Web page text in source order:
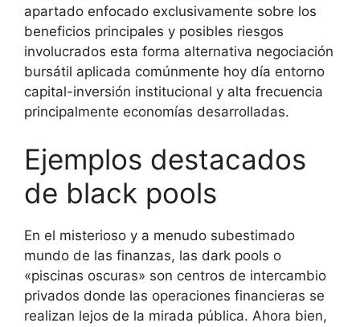
apartado enfocado exclusivamente sobre los
beneficios principales y posibles riesgos
involucrados esta forma alternativa negociación
bursátil aplicada comúnmente hoy día entorno
capital-inversión institucional y alta frecuencia
principalmente economías desarrolladas.
Ejemplos destacados
de black pools
En el misterioso y a menudo subestimado
mundo de las finanzas, las dark pools o
«piscinas oscuras» son centros de intercambio
privados donde las operaciones financieras se
realizan lejos de la mirada pública. Ahora bien,